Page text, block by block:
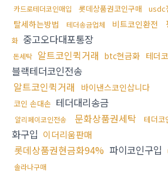
카드로테더코인매입 롯데상품권코인구매 usdc
탈세하는방법 테더송금업체 비트코인환전
화 중고오다대포통장
돈세탁 알트코인퀵거래 btc현금화 테더
블랙테더코인전송
알트코인퀵거래
바이낸스코인삽니다
코인 손대손 테더대리송금
알리페이코인전송 문화상품권세탁 테더코
화구입 이더리움판매
롯데상품권현금화94% 파이코인구입
솔라나구매